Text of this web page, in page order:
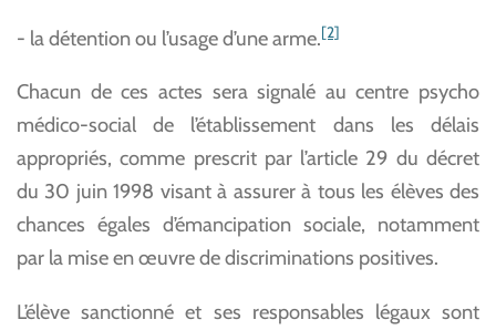
- la détention ou l’usage d’une arme.[2]
Chacun de ces actes sera signalé au centre psycho
médico-social de l’établissement dans les délais
appropriés, comme prescrit par l’article 29 du décret
du 30 juin 1998 visant à assurer à tous les élèves des
chances égales d’émancipation sociale, notamment
par la mise en œuvre de discriminations positives.
L’élève sanctionné et ses responsables légaux sont